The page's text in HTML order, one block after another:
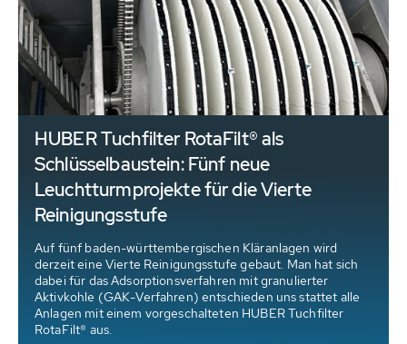
HUBER Tuchfilter RotaFilt® als
Schlüsselbaustein: Fünf neue
Leuchtturmprojekte für die Vierte
Reinigungsstufe
Auf fünf baden-württembergischen Kläranlagen wird
derzeit eine Vierte Reinigungsstufe gebaut. Man hat sich
dabei für das Adsorptionsverfahren mit granulierter
Aktivkohle (GAK-Verfahren) entschieden uns stattet alle
Anlagen mit einem vorgeschalteten HUBER Tuchfilter
RotaFilt® aus.